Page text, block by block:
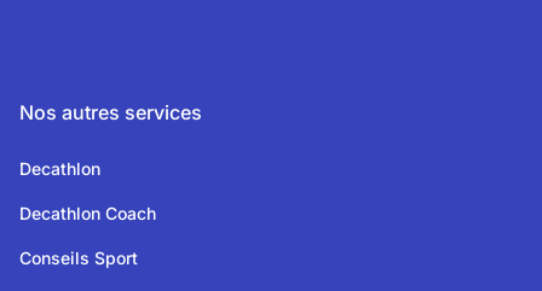
Nos autres services
Decathlon
Decathlon Coach
Conseils Sport